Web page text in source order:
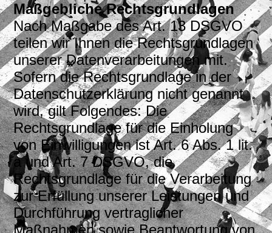
Maßgebliche Rechtsgrundlagen
Nach Maßgabe des Art. 13 DSGVO
teilen wir Ihnen die Rechtsgrundlagen
unserer Datenverarbeitungen mit.
Sofern die Rechtsgrundlage in der
Datenschutzerklärung nicht genannt
wird, gilt Folgendes: Die
Rechtsgrundlage für die Einholung
von Einwilligungen ist Art. 6 Abs. 1 lit.
a und Art. 7 DSGVO, die
Rechtsgrundlage für die Verarbeitung
zur Erfüllung unserer Leistungen und
Durchführung vertraglicher